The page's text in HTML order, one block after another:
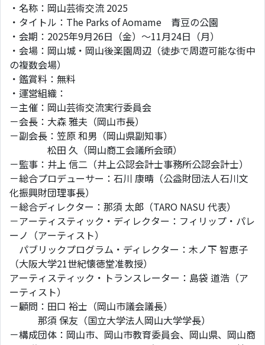
・名称：岡山芸術交流 2025
・タイトル：The Parks of Aomame 青豆の公園
・会期：2025年9月26日（金）～11月24日（月）
・会場：岡山城・岡山後楽園周辺（徒歩で周遊可能な街中
の複数会場）
・鑑賞料：無料
・運営組織：
－主催：岡山芸術交流実行委員会
－会長：大森 雅夫（岡山市長）
－副会長：笠原 和男（岡山県副知事）
松田 久（岡山商工会議所会頭）
－監事：井上 信二（井上公認会計士事務所公認会計士）
－総合プロデューサー：石川 康晴（公益財団法人石川文
化振興財団理事長）
－総合ディレクター：那須 太郎（TARO NASU 代表）
－アーティスティック・ディレクター：フィリップ・パレ
ーノ（アーティスト）
パブリックプログラム・ディレクター：木ノ下 智恵子
（大阪大学21世紀懐徳堂准教授）
アーティスティック・トランスレーター：島袋 道浩（ア
ーティスト）
－顧問：田口 裕士（岡山市議会議長）
那須 保友（国立大学法人岡山大学学長）
－構成団体：岡山市、岡山市教育委員会、岡山県、岡山商